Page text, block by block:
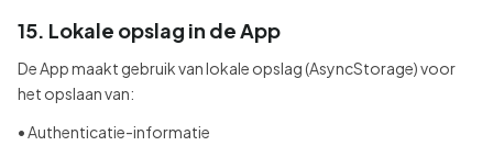
15. Lokale opslag in de App
De App maakt gebruik van lokale opslag (AsyncStorage) voor
het opslaan van:
• Authenticatie-informatie